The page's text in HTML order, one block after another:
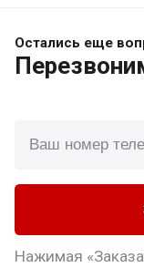
Остались еще
Нажимая